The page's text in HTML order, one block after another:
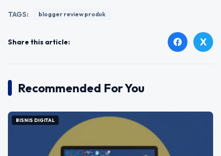
TAGS: blogger review produk
Share this article: facebook X
Recommended For You
BISNIS DIGITAL